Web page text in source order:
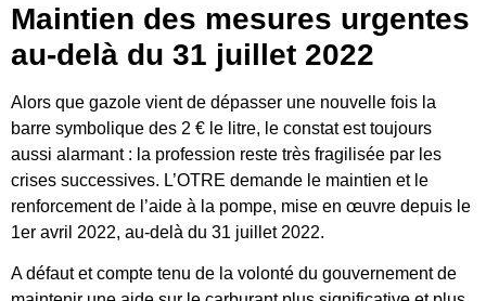
Maintien des mesures urgentes
au-delà du 31 juillet 2022
Alors que gazole vient de dépasser une nouvelle fois la
barre symbolique des 2 € le litre, le constat est toujours
aussi alarmant : la profession reste très fragilisée par les
crises successives. L’OTRE demande le maintien et le
renforcement de l’aide à la pompe, mise en œuvre depuis le
1er avril 2022, au-delà du 31 juillet 2022.
A défaut et compte tenu de la volonté du gouvernement de